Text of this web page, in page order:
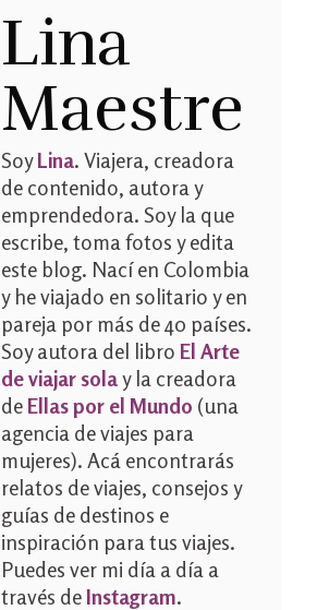
Lina
Maestre
SoyLina. Viajera, creadora
de contenido, autora y
emprendedora. Soy la que
escribe, toma fotos y edita
este blog. Nací en Colombia
y he viajado en solitario y en
pareja por más de 40 países.
Soy autora del libro El Arte
de viajar solay la creadora
deEllas por el Mundo (una
agencia de viajes para
mujeres). Acá encontrarás
relatos de viajes, consejos y
guías de destinos e
inspiración para tus viajes.
Puedes ver mi día a día a
través deInstagram.